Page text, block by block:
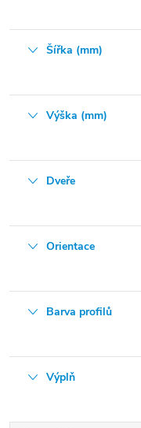
Šířka (mm)
Výška (mm)
Dveře
Orientace
Barva profilů
Výplň